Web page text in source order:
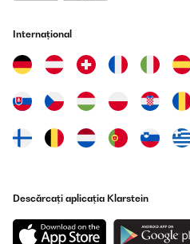
Internațional
Descărcați aplicația Klarstein